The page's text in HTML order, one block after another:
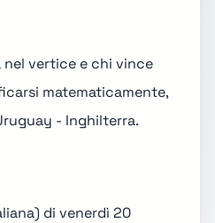
nel vertice e chi vince
matematicamente,
- Inghilterra.
di venerdì 20